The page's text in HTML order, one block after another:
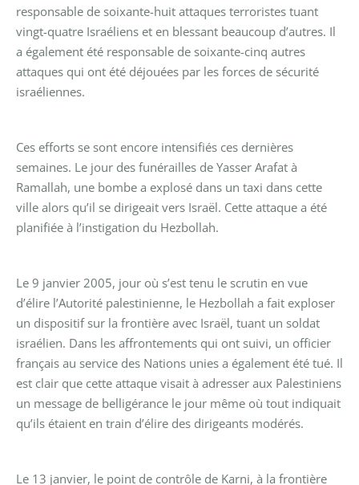
responsable de soixante-huit attaques terroristes tuant
vingt-quatre Israéliens et en blessant beaucoup d’autres. Il
a également été responsable de soixante-cinq autres
attaques qui ont été déjouées par les forces de sécurité
israéliennes.
Ces efforts se sont encore intensifiés ces dernières
semaines. Le jour des funérailles de Yasser Arafat à
Ramallah, une bombe a explosé dans un taxi dans cette
ville alors qu’il se dirigeait vers Israël. Cette attaque a été
planifiée à l’instigation du Hezbollah.
Le 9 janvier 2005, jour où s’est tenu le scrutin en vue
d’élire l’Autorité palestinienne, le Hezbollah a fait exploser
un dispositif sur la frontière avec Israël, tuant un soldat
israélien. Dans les affrontements qui ont suivi, un officier
français au service des Nations unies a également été tué. Il
est clair que cette attaque visait à adresser aux Palestiniens
un message de belligérance le jour même où tout indiquait
qu’ils étaient en train d’élire des dirigeants modérés.
Le 13 janvier, le point de contrôle de Karni, à la frontière